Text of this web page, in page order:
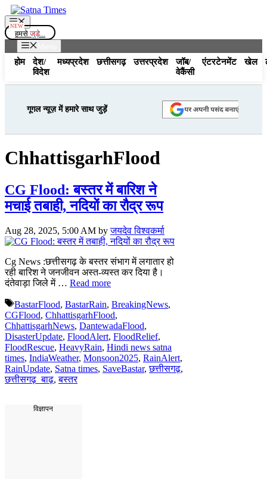
Skip
to
content
Menu
हमसे जुड़े...
होम
देश/
विदेश
मध्यप्रदेश छत्तीसगढ़ उत्तरप्रदेश
जॉब/
वेकैंसी
एंटरटेनमेंट खेल
गूगल न्यूज़ में हमारे साथ जुड़ें
ChhattisgarhFlood
CG Flood: बस्तर में बारिश ने
मचाई तबाही, नदियों का रौद्र रूप
Aug 28, 2025, 5:00 AM byजयदेव विश्वकर्मा
Cg News :छत्तीसगढ़ के बस्तर संभाग में लगातार हो
रही बारिश ने जनजीवन अस्त-व्यस्त कर दिया है।
दंतेवाड़ा जिले में … Read more
Tags
BastarFlood, BastarRain, BreakingNews,
CGFlood, ChhattisgarhFlood,
ChhattisgarhNews, DantewadaFlood,
DisasterUpdate, FloodAlert, FloodRelief,
FloodRescue, HeavyRain, Hindi news satna
times, IndiaWeather, Monsoon2025, RainAlert,
RainUpdate, Satna times, SaveBastar,छत्तीसगढ़,
छत्तीसगढ़_बाढ़,बस्तर
विज्ञापन